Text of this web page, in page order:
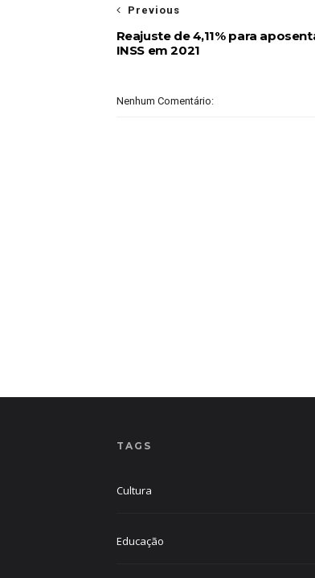
Previous
Reajuste de 4,11% para
INSS em 2021
Nenhum Comentário:
TAGS
Cultura
Educação